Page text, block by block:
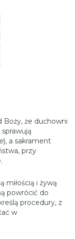
Boży, że duchowni
), a sakrament
przy
miłością i żywą
powrócić do
procedury, z
w